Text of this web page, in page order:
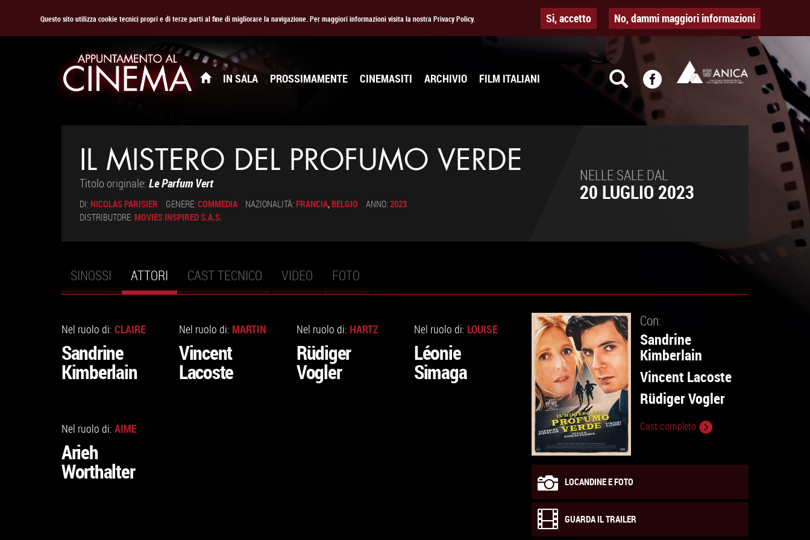
Questo sito utilizza cookie tecnici propri e di terze parti al fine di migliorare la navigazione. Per maggiori informazioni visita la nostra Privacy Policy. Si, accetto No, dammi maggiori informazioni
IN SALA PROSSIMAMENTE CINEMASITI ARCHIVIO FILM ITALIANI
IL MISTERO DEL PROFUMO VERDE
Titolo originale: Le Parfum Vert
DI: NICOLAS PARISIER GENERE: COMMEDIA NAZIONALITÀ: FRANCIA,BELGIO ANNO: 2023
DISTRIBUTORE: MOVIES INSPIRED S.A.S.
NELLE SALE DAL
20 LUGLIO 2023
Schede primarie
SINOSSI ATTORI (SCHEDA
ATTIVA)
CAST TECNICO VIDEO FOTO
Nel ruolo di: CLAIRE
Sandrine
Kimberlain
Nel ruolo di: MARTIN
Vincent
Lacoste
Nel ruolo di: HARTZ
Rüdiger
Vogler
Nel ruolo di: LOUISE
Léonie
Simaga
Nel ruolo di: AIME
Arieh
Worthalter
Con:
Sandrine
Kimberlain
Vincent Lacoste
Rüdiger Vogler
Cast completo
LOCANDINE E FOTO
GUARDA IL TRAILER